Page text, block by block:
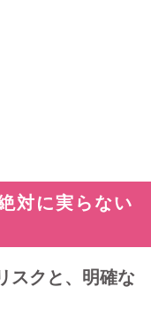
対に実らない
スクと、明確な